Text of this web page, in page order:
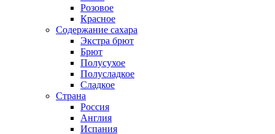
Розовое
Красное
Содержание сахара
Экстра брют
Брют
Полусухое
Полусладкое
Сладкое
Страна
Россия
Англия
Испания